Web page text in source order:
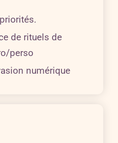
de rituels de
perso
numérique